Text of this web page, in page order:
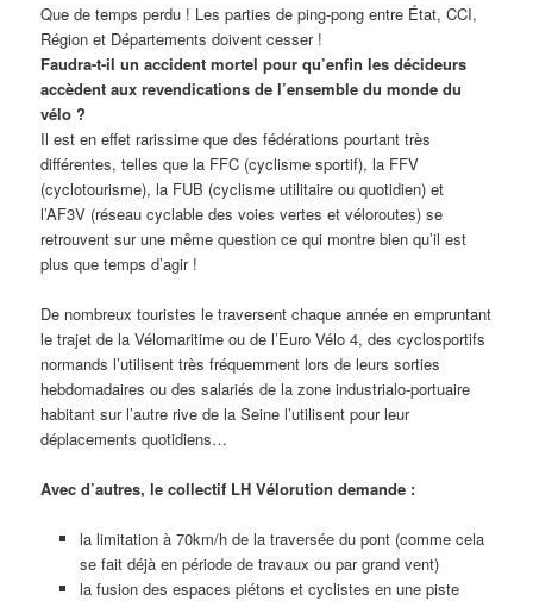
Que de temps perdu ! Les parties de ping-pong entre État, CCI,
Région et Départements doivent cesser !
Faudra-t-il un accident mortel pour qu’enfin les décideurs
accèdent aux revendications de l’ensemble du monde du
vélo ?
Il est en effet rarissime que des fédérations pourtant très
différentes, telles que la FFC (cyclisme sportif), la FFV
(cyclotourisme), la FUB (cyclisme utilitaire ou quotidien) et
l’AF3V (réseau cyclable des voies vertes et véloroutes) se
retrouvent sur une même question ce qui montre bien qu’il est
plus que temps d’agir !
De nombreux touristes le traversent chaque année en empruntant
le trajet de la Vélomaritime ou de l’Euro Vélo 4, des cyclosportifs
normands l’utilisent très fréquemment lors de leurs sorties
hebdomadaires ou des salariés de la zone industrialo-portuaire
habitant sur l’autre rive de la Seine l’utilisent pour leur
déplacements quotidiens…
Avec d’autres, le collectif LH Vélorution demande :
la limitation à 70km/h de la traversée du pont (comme cela
se fait déjà en période de travaux ou par grand vent)
la fusion des espaces piétons et cyclistes en une piste